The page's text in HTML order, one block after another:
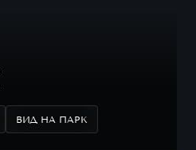
ВИД НА ПАРК